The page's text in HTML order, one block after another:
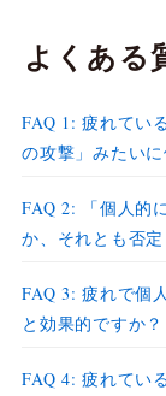
よくある
FAQ 1: 疲れてい
の攻撃」みたい
FAQ 2: 「個人的
か、それとも否
FAQ 3: 疲れで個
と効果的ですか？
FAQ 4: 疲れてい